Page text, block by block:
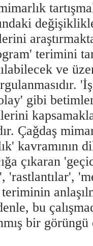
terimini
ve
gibi
Çağdaş
kavramının
çıkaran
'rastlantılar',
bu
bir